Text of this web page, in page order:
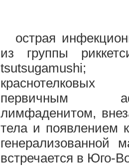
острая
из группы
tsutsugamushi;
краснотелковых
первичным
лимфаденитом,
тела и появлением
генерализованной
встречается в Юго-